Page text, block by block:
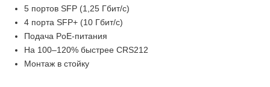
5 портов SFP (1,25 Гбит/с)
4 порта SFP+ (10 Гбит/с)
Подача PoE-питания
На 100–120% быстрее CRS212
Монтаж в стойку